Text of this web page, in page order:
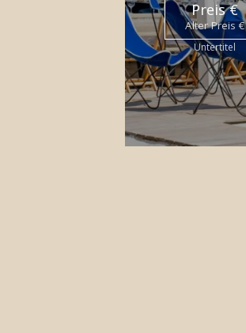
BAR L’ARÔME
Preis €
Alter Preis €
Untertitel